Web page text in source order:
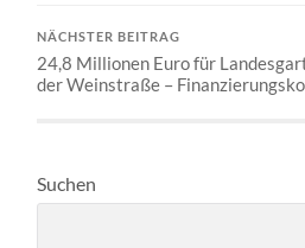
NÄCHSTER BEITRAG
24,8 Millionen Euro für
der Weinstraße –
Suchen